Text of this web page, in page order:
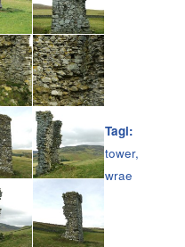
Tagi:
tower,
wrae